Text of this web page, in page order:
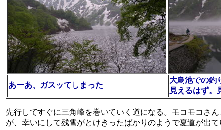
あーあ、ガスッてしまった
大鳥池での釣
見えるはず。
先行してすぐに三角峰を巻いていく道になる。モコモコさ
が、幸いにして残雪がとけきったばかりのようで夏道が出